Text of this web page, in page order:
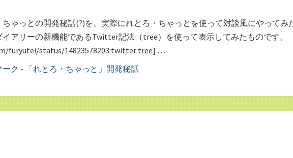
ちゃっとの開発秘話(?)を、実際にれとろ・ちゃっとを使って対談風にやってみ
アリーの新機能であるTwitter記法（tree）を使って表示してみたものです。
furyutei/status/14823578203:twitter:tree] …